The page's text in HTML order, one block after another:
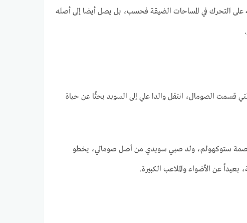
على التحرك في المساحات الضيقة فحسب، بل يصل أيضا إلى أصله
التي قسمت الصومال، انتقل والدا علي إلى السويد بحثًا عن حياة
عاصمة ستوكهولم، ولد صبي سويدي من أصل صومالي، يخطو
عن الأضواء والملاعب الكبيرة.